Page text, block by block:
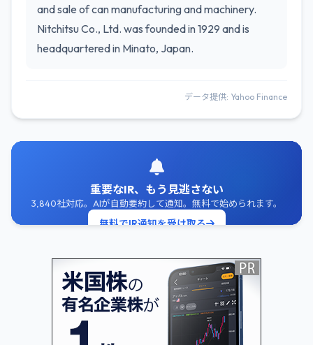
and sale of can manufacturing and machinery.
Nitchitsu Co., Ltd. was founded in 1929 and is
headquartered in Minato, Japan.
データ提供: Yahoo Finance
重要なIR、もう見逃さない
3,840社対応。AIが自動要約して通知。無料で始められます。
無料でIR通知を受け取る